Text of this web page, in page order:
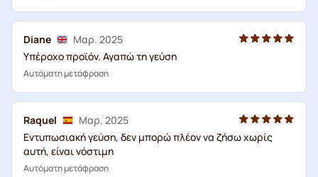
Diane
Μαρ. 2025
Υπέροχο προϊόν. Αγαπώ τη γεύση
Αυτόματη μετάφραση
Raquel
Μαρ. 2025
Εντυπωσιακή γεύση, δεν μπορώ πλέον να ζήσω χωρίς
αυτή, είναι νόστιμη
Αυτόματη μετάφραση